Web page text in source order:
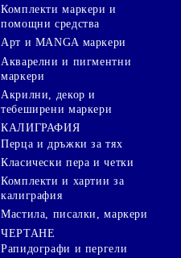
Комплекти маркери и
помощни средства
Арт и MANGA маркери
Акварелни и пигментни
маркери
Акрилни, декор и
тебеширени маркери
КАЛИГРАФИЯ
Перца и дръжки за тях
Класически пера и четки
Комплекти и хартии за
калиграфия
Мастила, писалки, маркери
ЧЕРТАНЕ
Рапидографи и пергели